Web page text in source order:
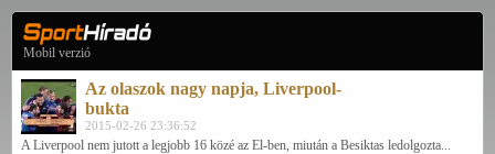
Mobil verzió
Az olaszok nagy napja, Liverpool-
bukta
2015-02-26 23:36:52
A Liverpool nem jutott a legjobb 16 közé az El-ben, miután a Besiktas ledolgozta...